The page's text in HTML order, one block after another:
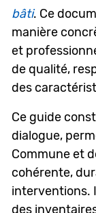
bâti. Ce
manière
et
de qualité,
des
Ce guide
dialogue,
Commune et
cohérente,
interventions.
des